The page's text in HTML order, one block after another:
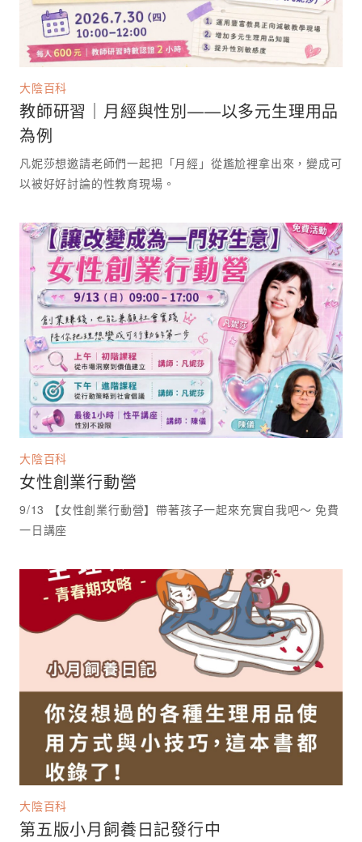
大陰百科
教師研習｜月經與性別——以多元生理用品
為例
凡妮莎想邀請老師們一起把「月經」從尷尬裡拿出來，變成可
大陰百科
女性創業行動營
9/13 【女性創業行動營】帶著孩子一起來充實自我吧～ 免費
大陰百科
第五版小月飼養日記發行中